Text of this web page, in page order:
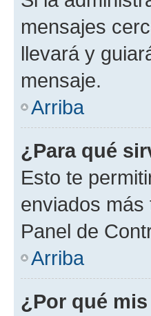
mensajes
llevará y
mensaje.
Arriba
¿Para qué
Esto te
enviados
Panel de
Arriba
¿Por qué